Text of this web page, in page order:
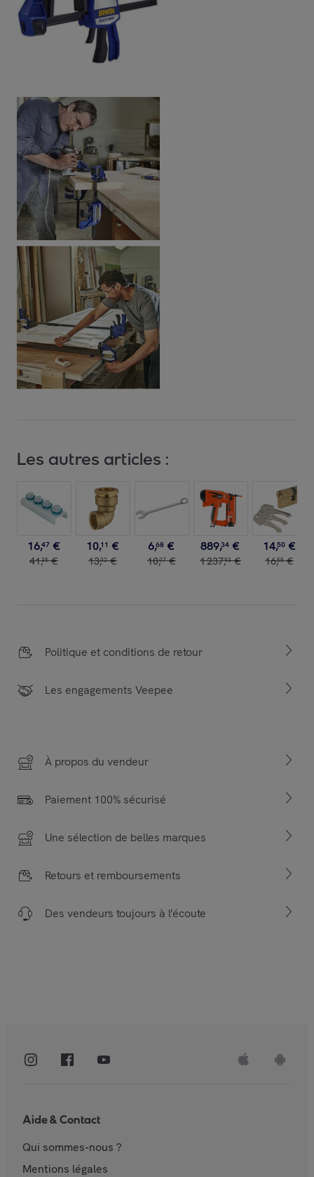
Les autres articles :
16,47 €
41,35 €
10,11 €
13,02 €
6,68 €
10,07 €
889,34 €
1237,93 €
14,50 €
16,58 €
Politique et conditions de retour
Les engagements Veepee
À propos du vendeur
Paiement 100% sécurisé
Une sélection de belles marques
Retours et remboursements
Des vendeurs toujours à l’écoute
Aide & Contact
Qui sommes-nous ?
Mentions légales